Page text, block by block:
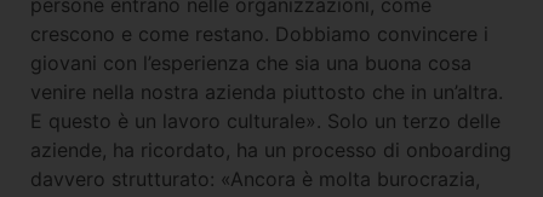
crescono e come restano. Dobbiamo convincere i
giovani con l’esperienza che sia una buona cosa
venire nella nostra azienda piuttosto che in un’altra.
E questo è un lavoro culturale». Solo un terzo delle
aziende, ha ricordato, ha un processo di onboarding
davvero strutturato: «Ancora è molta burocrazia,